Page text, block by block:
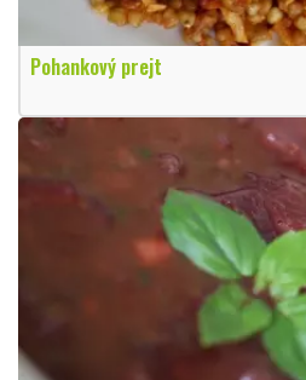
Pohankový prejt